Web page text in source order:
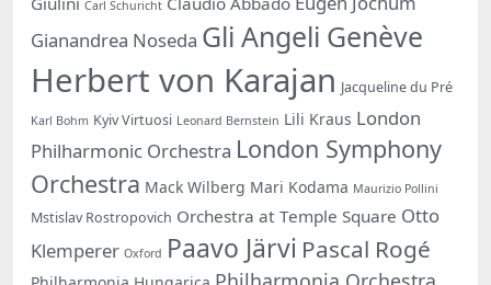
Carl Schuricht
Gianandrea Noseda Gli Angeli Genève
Herbert von Karajan Jacqueline du Pré
Karl Bohm Kyiv Virtuosi Leonard Bernstein Lili Kraus London
Philharmonic Orchestra London Symphony
Orchestra Mack Wilberg Mari Kodama Maurizio Pollini
Mstislav Rostropovich Orchestra at Temple Square Otto
Klemperer Oxford Paavo Järvi Pascal Rogé